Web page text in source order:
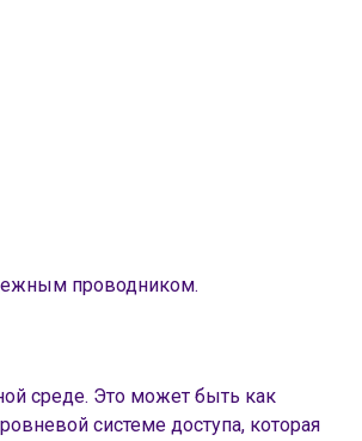
проводником.
среде. Это может быть как
системе доступа, которая